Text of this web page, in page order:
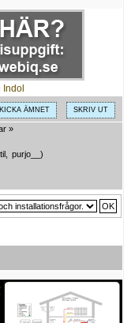
ÄMNET SKRIV UT
»
purjo__ )